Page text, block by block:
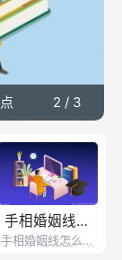
2 / 3
手相婚姻线怎
么看是二婚？
手相婚姻线怎么看
是二婚?手相婚姻线
是什么？冷暴力
作
强赛将上演两场